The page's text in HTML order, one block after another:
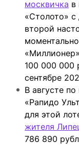
москвичка в
«Столото»
второй
100 000 000
сентябре
В августе
«Рапидо
для этой
жителя
786 890